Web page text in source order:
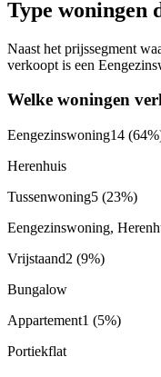
Type woningen
Naast het prijssegment
verkoopt is een
Welke woningen
Eengezinswoning14
Herenhuis
Tussenwoning5 (23%)
Eengezinswoning,
Vrijstaand2 (9%)
Bungalow
Appartement1 (5%)
Portiekflat